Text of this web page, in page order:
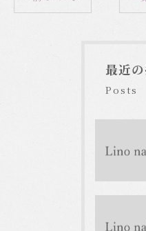
最近
Posts